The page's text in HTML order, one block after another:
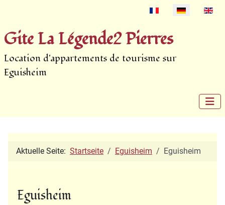
Select your language
Gite La Légende2 Pierres
Location d'appartements de tourisme sur
Eguisheim
Aktuelle Seite: Startseite Eguisheim Eguisheim
Eguisheim